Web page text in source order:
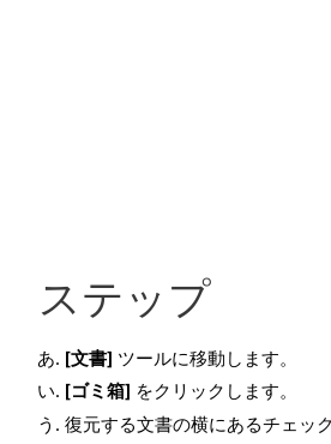
ステップ
[文書] ツールに移動します。
[ゴミ箱] をクリックします。
復元する文書の横にあるチェッ